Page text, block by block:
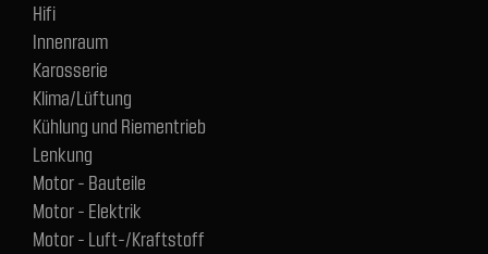
Hifi
Innenraum
Karosserie
Klima/Lüftung
Kühlung und Riementrieb
Lenkung
Motor - Bauteile
Motor - Elektrik
Motor - Luft-/Kraftstoff